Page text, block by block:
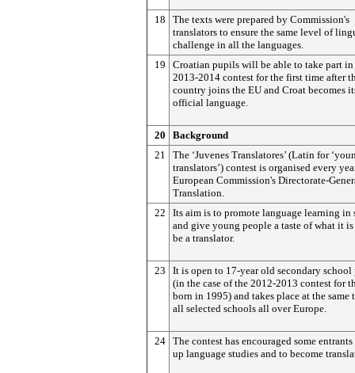
18
The texts were prepared by Commission's
translators to ensure the same level of
challenge in all the languages.
19
Croatian pupils will be able to take part in
2013-2014 contest for the first time after
country joins the EU and Croat becomes
official language.
20
Background
21
The ‘Juvenes Translatores’ (Latin for
translators’) contest is organised every
European Commission's Directorate-
Translation.
22
Its aim is to promote language learning in
and give young people a taste of what it
be a translator.
23
It is open to 17-year old secondary
(in the case of the 2012-2013 contest for
born in 1995) and takes place at the same
all selected schools all over Europe.
24 The contest has encouraged some
up language studies and to become